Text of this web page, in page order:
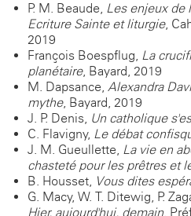
Agenda
P. M. Beaude, Les enjeux de
Ecriture Sainte et liturgie,
2019
François Boespflug, La
planétaire, Bayard, 2019
M. Dapsance, Alexandra
mythe, Bayard, 2019
J. P. Denis, Un catholique
C. Flavigny, Le débat
J. M. Gueullette, La vie en
chasteté pour les prêtres et
B. Housset, Vous dites
G. Macy, W. T. Ditewig, P.
Hier, aujourd'hui, demain.